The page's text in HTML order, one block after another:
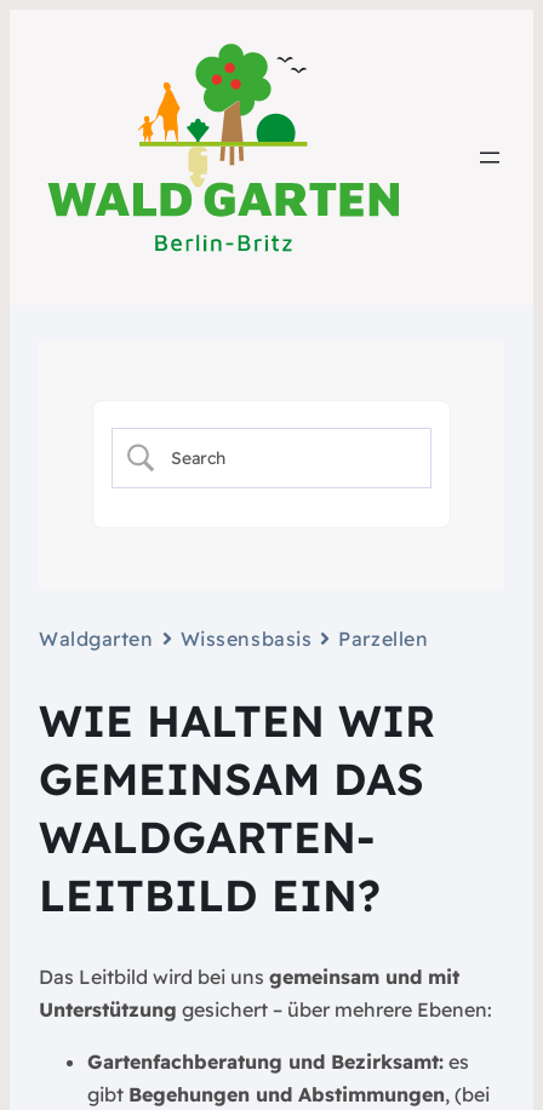
Waldgarten Wissensbasis Parzellen
WIE HALTEN WIR
GEMEINSAM DAS
WALDGARTEN-
LEITBILD EIN?
Das Leitbild wird bei uns gemeinsam und mit
Unterstützung gesichert – über mehrere Ebenen:
Gartenfachberatung und Bezirksamt: es
gibt Begehungen und Abstimmungen, (bei